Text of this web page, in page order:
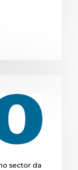
sector da